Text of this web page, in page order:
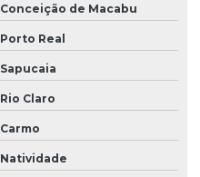
Conceição de Macabu
Porto Real
Sapucaia
Rio Claro
Carmo
Natividade